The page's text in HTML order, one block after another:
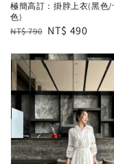
極簡高訂：掛脖上衣(黑色/
色)
Regular
NT$ 790 Sale
NT$ 490